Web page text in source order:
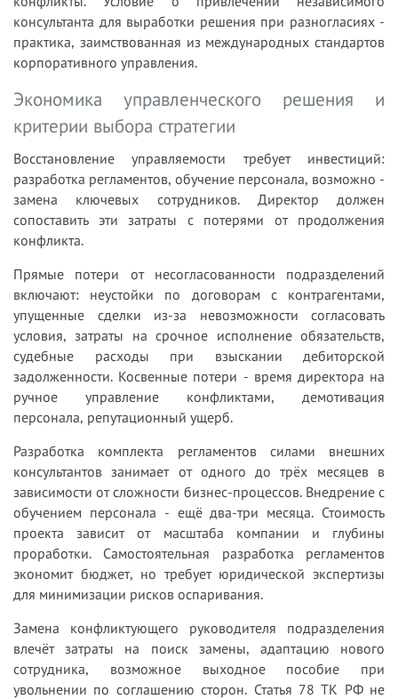
консультанта для выработки решения при разногласиях -
практика, заимствованная из международных стандартов
корпоративного управления.
Экономика управленческого решения и
критерии выбора стратегии
Восстановление управляемости требует инвестиций:
разработка регламентов, обучение персонала, возможно -
замена ключевых сотрудников. Директор должен
сопоставить эти затраты с потерями от продолжения
конфликта.
Прямые потери от несогласованности подразделений
включают: неустойки по договорам с контрагентами,
упущенные сделки из-за невозможности согласовать
условия, затраты на срочное исполнение обязательств,
судебные расходы при взыскании дебиторской
задолженности. Косвенные потери - время директора на
ручное управление конфликтами, демотивация
персонала, репутационный ущерб.
Разработка комплекта регламентов силами внешних
консультантов занимает от одного до трёх месяцев в
зависимости от сложности бизнес-процессов. Внедрение с
обучением персонала - ещё два-три месяца. Стоимость
проекта зависит от масштаба компании и глубины
проработки. Самостоятельная разработка регламентов
экономит бюджет, но требует юридической экспертизы
для минимизации рисков оспаривания.
Замена конфликтующего руководителя подразделения
влечёт затраты на поиск замены, адаптацию нового
сотрудника, возможное выходное пособие при
увольнении по соглашению сторон. Статья 78 ТК РФ не